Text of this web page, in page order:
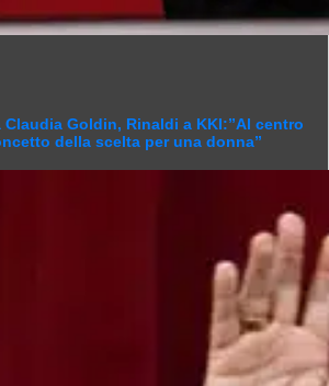
Claudia Goldin, Rinaldi a KKI:”Al centro
della scelta per una donna”